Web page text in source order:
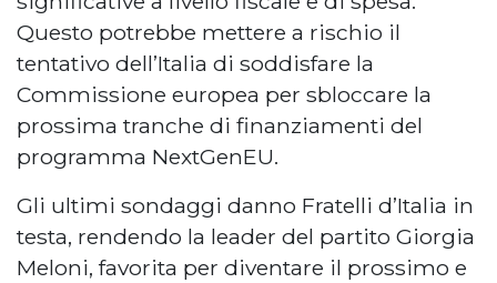
Questo potrebbe mettere a rischio il
tentativo dell’Italia di soddisfare la
Commissione europea per sbloccare la
prossima tranche di finanziamenti del
programma NextGenEU.
Gli ultimi sondaggi danno Fratelli d’Italia in
testa, rendendo la leader del partito Giorgia
Meloni, favorita per diventare il prossimo e